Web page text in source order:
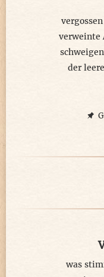
verweinte
der
was